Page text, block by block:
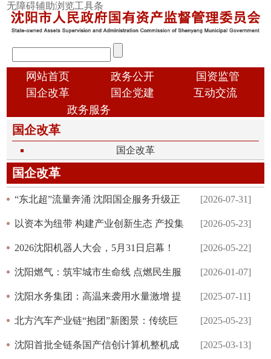
跳
转
到
内
无障碍辅助浏览工具条
输
入
网站首页 政务公开
国资监管
国企改革
国企党建
互动交流
政务服务
国企改革
资
概
况
国企改革
国企改革
“东北超”流量奔涌 沈阳国企服务升级正
酣
[2026-07-31]
以资本为纽带 构建产业创新生态 产投集
团联合龙头企业共建省级集成电路创新
中心
[2026-05-23]
2026沈阳机器人大会，5月31日启幕！ [2026-05-22]
沈阳燃气：筑牢城市生命线 点燃民生服
务新引擎
[2026-01-07]
沈阳水务集团：高温来袭用水量激增 提
前谋划保障居民“用水无忧”
[2025-07-11]
北方汽车产业链“抱团”新图景：传统巨
头与新势力“同台”，绿色转型、智能制
[2025-05-23]
沈阳首批全链条国产信创计算机整机成 [2025-03-13]